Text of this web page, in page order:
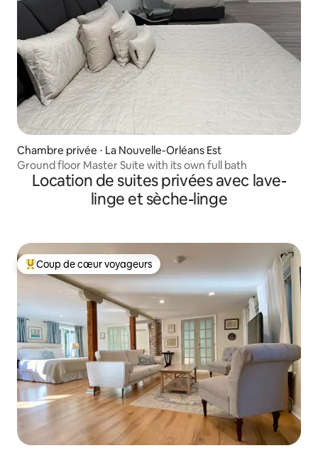
Chambre privée ⋅ La Nouvelle-Orléans Est
Ground floor Master Suite with its own full bath
Location de suites privées avec lave-
linge et sèche-linge
Coups de cœur voyageurs les plus appréciés
Coup de cœur voyageurs